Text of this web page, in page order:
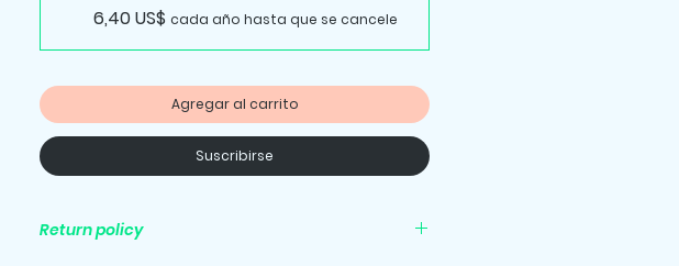
6,40 US$ cada año hasta que se cancele
Agregar al carrito
Suscribirse
Return policy